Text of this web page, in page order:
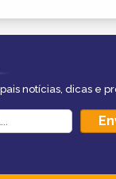
notícias, dicas e